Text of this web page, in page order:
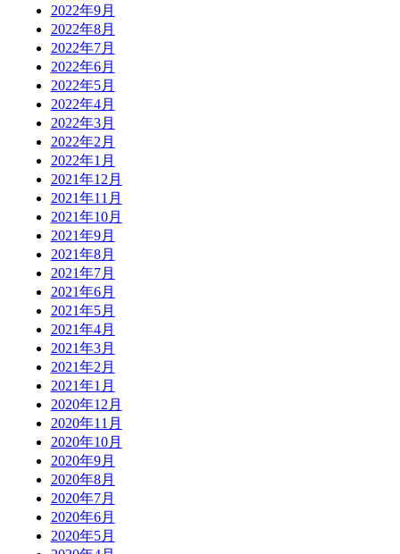
2022年9月
2022年8月
2022年7月
2022年6月
2022年5月
2022年4月
2022年3月
2022年2月
2022年1月
2021年12月
2021年11月
2021年10月
2021年9月
2021年8月
2021年7月
2021年6月
2021年5月
2021年4月
2021年3月
2021年2月
2021年1月
2020年12月
2020年11月
2020年10月
2020年9月
2020年8月
2020年7月
2020年6月
2020年5月